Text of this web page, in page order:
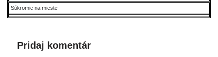
Súkromie na mieste
Pridaj komentár